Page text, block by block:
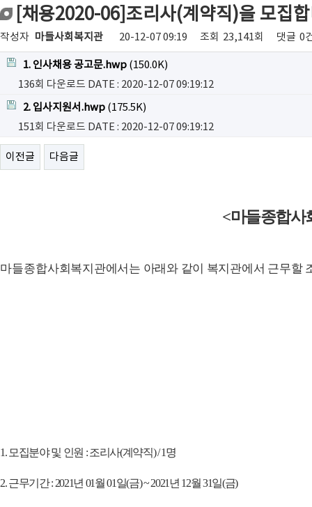
[채용2020-06]조리사(계약직)을 모집
작성자 마들사회복지관 20-12-07 09:19 조회 23,141회 댓글 0
1. 인사채용 공고문.hwp (150.0K)
136회 다운로드 DATE : 2020-12-07 09:19:12
2. 입사지원서.hwp (175.5K)
151회 다운로드 DATE : 2020-12-07 09:19:12
이전글 다음글
<마들종합사
마들종합사회복지관에서는 아래와 같이 복지관에서 근무할
1.모집분야 및 인원 :조리사(계약직) / 1명
2.근무기간: 2021년 01월 01일(금) ~ 2021년 12월 31일(금)